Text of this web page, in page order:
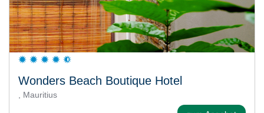
Wonders Beach Boutique Hotel
, Mauritius